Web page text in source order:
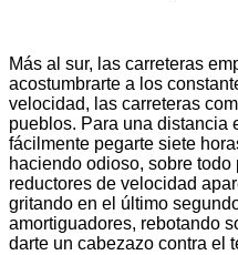
Más al sur, las carreteras
acostumbrarte a los
velocidad, las carreteras
pueblos. Para una distancia
fácilmente pegarte siete
haciendo odioso, sobre
reductores de velocidad
gritando en el último
amortiguadores, rebotando
darte un cabezazo contra el